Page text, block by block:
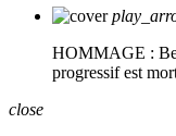
HOMMAGE :
progressif est
close